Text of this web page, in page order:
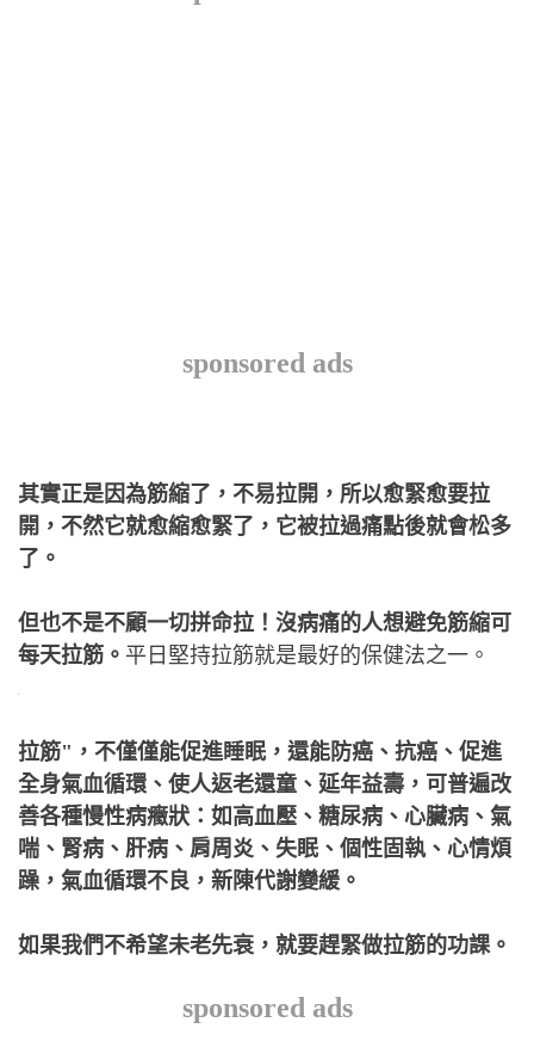
sponsored ads
其實正是因為筋縮了，不易拉開，所以愈緊愈要拉
開，不然它就愈縮愈緊了，它被拉過痛點後就會松多
了。
但也不是不顧一切拼命拉！沒病痛的人想避免筋縮可
每天拉筋。 平日堅持拉筋就是最好的保健法之一。
拉筋"，不僅僅能促進睡眠，還能防癌、抗癌、促進
全身氣血循環、使人返老還童、延年益壽，可普遍改
善各種慢性病癥狀：如高血壓、糖尿病、心臟病、氣
喘、腎病、肝病、肩周炎、失眠、個性固執、心情煩
躁，氣血循環不良，新陳代謝變緩。
如果我們不希望未老先衰，就要趕緊做拉筋的功課。
sponsored ads